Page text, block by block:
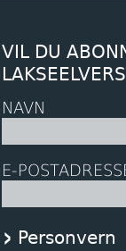
VIL DU
NAVN
E-
Personvern